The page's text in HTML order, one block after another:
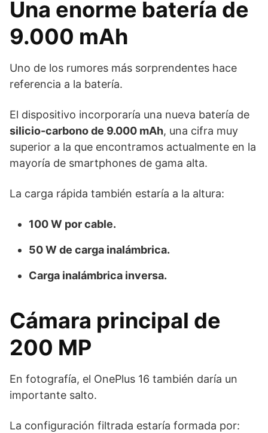
Una enorme batería de
9.000 mAh
Uno de los rumores más sorprendentes hace
referencia a la batería.
El dispositivo incorporaría una nueva batería de
silicio-carbono de 9.000 mAh, una cifra muy
superior a la que encontramos actualmente en la
mayoría de smartphones de gama alta.
La carga rápida también estaría a la altura:
100 W por cable.
50 W de carga inalámbrica.
Carga inalámbrica inversa.
Cámara principal de
200 MP
En fotografía, el OnePlus 16 también daría un
importante salto.
La configuración filtrada estaría formada por: